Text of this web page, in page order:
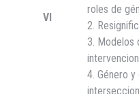
VI
roles de
2.
3. Modelos
4. Género